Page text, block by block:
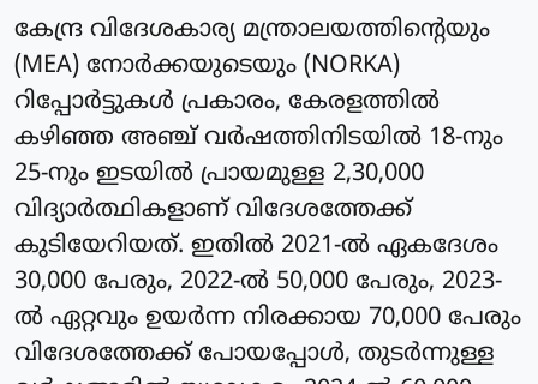
കേന്ദ്ര വിദേശകാര്യ മന്ത്രാലയത്തിന്റെയും
(MEA) നോർക്കയുടെയും (NORKA)
റിപ്പോർട്ടുകൾ പ്രകാരം, കേരളത്തിൽ
കഴിഞ്ഞ അഞ്ച് വർഷത്തിനിടയിൽ 18-നും
25-നും ഇടയിൽ പ്രായമുള്ള 2,30,000
വിദ്യാർത്ഥികളാണ് വിദേശത്തേക്ക്
കുടിയേറിയത്. ഇതിൽ 2021-ൽ ഏകദേശം
30,000 പേരും, 2022-ൽ 50,000 പേരും, 2023-
ൽ ഏറ്റവും ഉയർന്ന നിരക്കായ 70,000 പേരും
വിദേശത്തേക്ക് പോയപ്പോൾ, തുടർന്നുള്ള